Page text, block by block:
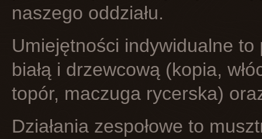
naszego oddziału.
Umiejętności indywidualne
białą i drzewcową (kopia,
topór, maczuga rycerska)
Działania zespołowe to